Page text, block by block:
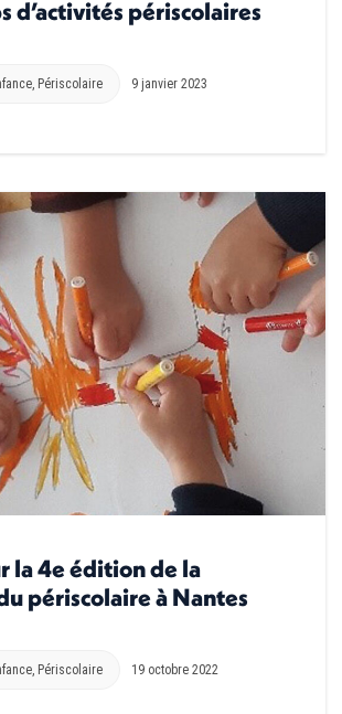
d’activités périscolaires
, Périscolaire 9 janvier 2023
la 4e édition de la
périscolaire à Nantes
Périscolaire 19 octobre 2022